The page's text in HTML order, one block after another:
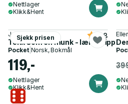
Nettlager
Klikk&Hent
Sjekk prisen
Jay Shetty
Tenk som en munk - lær å slippe
4.8
Pocket| Norsk, Bokmål
119,-
Nettlager
Klikk&Hent